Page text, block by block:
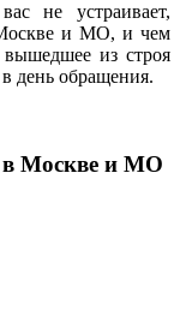
не устраивает,
и МО, и чем
из строя
день обращения.
Москве и МО